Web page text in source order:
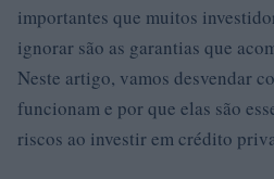
importantes que muitos
ignorar são as garantias que
Neste artigo, vamos desvendar
funcionam e por que elas são
riscos ao investir em crédito